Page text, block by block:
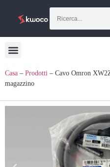
Casa – Prodotti – Cavo Omron
magazzino